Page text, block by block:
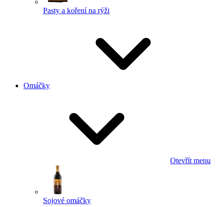
Pasty a koření na rýži
Omáčky
Otevřít menu
Sojové omáčky